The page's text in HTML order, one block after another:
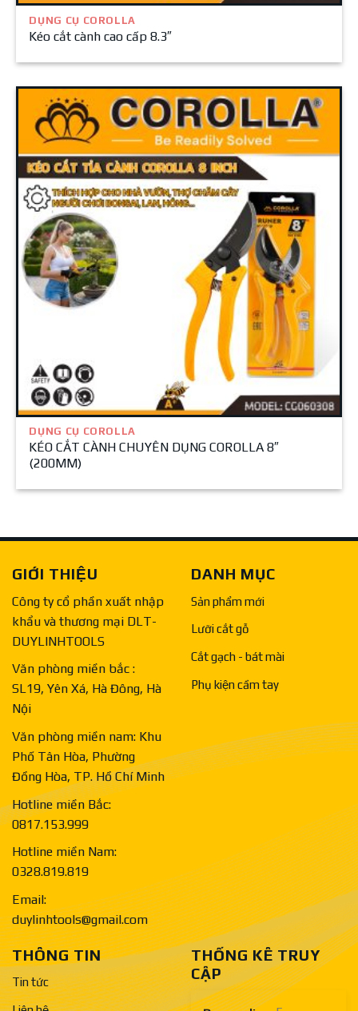
DỤNG CỤ COROLLA
Kéo cắt cành cao cấp 8.3″
DỤNG CỤ COROLLA
KÉO CẮT CÀNH CHUYÊN DỤNG COROLLA 8″
(200MM)
GIỚI THIỆU
Công ty cổ phần xuất nhập
khẩu và thương mại DLT-
DUYLINHTOOLS
Văn phòng miền bắc :
SL19, Yên Xá, Hà Đông, Hà
Nội
Văn phòng miền nam: Khu
Phố Tân Hòa, Phường
Đồng Hòa, TP. Hồ Chí Minh
Hotline miền Bắc:
0817.153.999
Hotline miền Nam:
0328.819.819
Email:
duylinhtools@gmail.com
DANH MỤC
Sản phẩm mới
Lưỡi cắt gỗ
Cắt gạch - bát mài
Phụ kiện cầm tay
THÔNG TIN
Tin tức
THỐNG KÊ TRUY
CẬP